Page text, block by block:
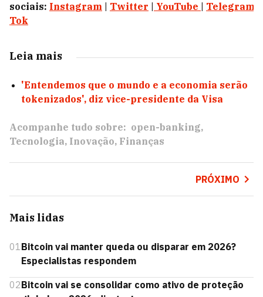
sociais: Instagram Twitter YouTube Telegram
Tok
Leia mais
'Entendemos que o mundo e a economia serão
tokenizados', diz vice-presidente da Visa
Acompanhe tudo sobre: open-banking
Tecnologia Inovação Finanças
PRÓXIMO
Mais lidas
01Bitcoin vai manter queda ou disparar em 2026?
Especialistas respondem
02Bitcoin vai se consolidar como ativo de proteção